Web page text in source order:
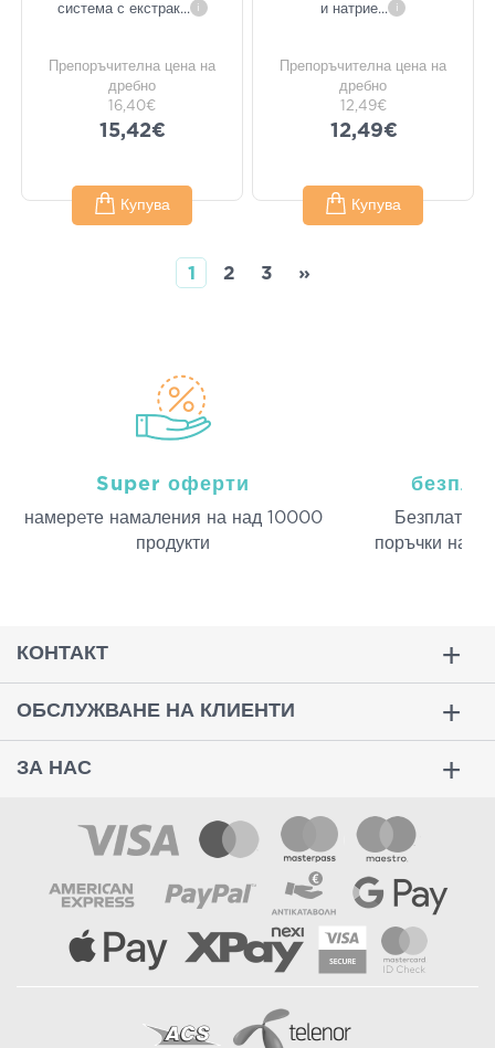
система с екстрак... i
Препоръчителна цена на
дребно
16,40€
15,42€
Купува
и натрие... i
Препоръчителна цена на
дребно
12,49€
12,49€
Купува
1 2 3 »
Super оферти
намерeте намаления на над 10000
продукти
Безплатна
поръчки над
КОНТАКТ
ОБСЛУЖВАНЕ НА КЛИЕНТИ
ЗА НАС